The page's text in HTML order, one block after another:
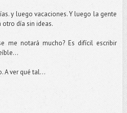
y luego vacaciones. Y luego la gente
otro día sin ideas.
me notará mucho? Es difícil escribir
A ver qué tal...